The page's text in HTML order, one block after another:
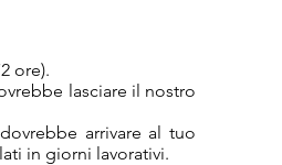
ore).
lasciare il nostro
arrivare al tuo
in giorni lavorativi.